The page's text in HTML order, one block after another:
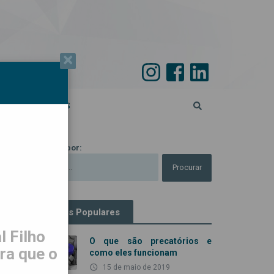
45 ANOS
Procurar por:
Artigos Populares
O que são precatórios e
como eles funcionam
access_time 15 de maio de 2019
×
Filho
que o